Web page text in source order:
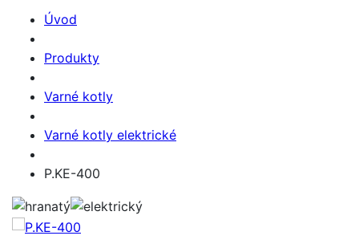
Úvod
Produkty
Varné kotly
Varné kotly elektrické
P.KE-400